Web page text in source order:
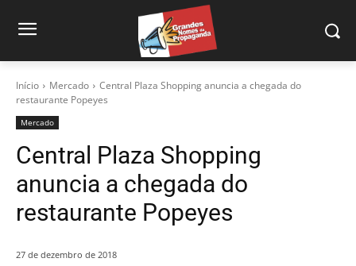
Início Mercado
Central Plaza Shopping anuncia a chegada do
restaurante Popeyes
Mercado
Central Plaza Shopping
anuncia a chegada do
restaurante Popeyes
27 de dezembro de 2018